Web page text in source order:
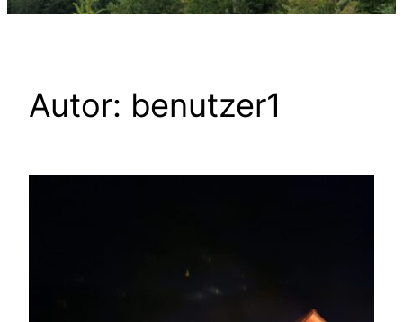
Autor: benutzer1